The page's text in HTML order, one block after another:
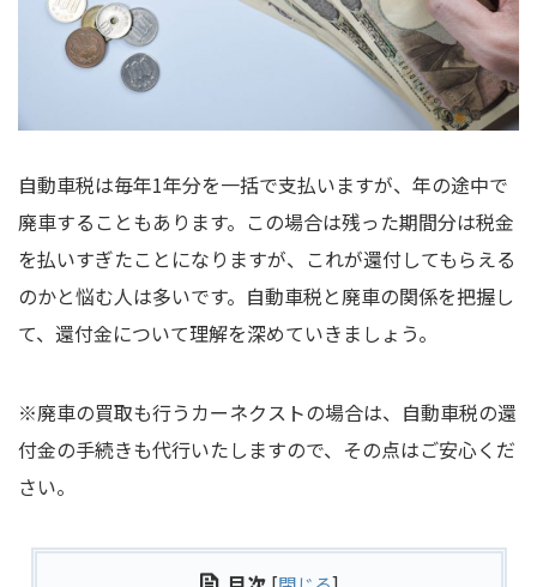
自動車税は毎年1年分を一括で支払いますが、年の途中で
廃車することもあります。この場合は残った期間分は税金
を払いすぎたことになりますが、これが還付してもらえる
のかと悩む人は多いです。自動車税と廃車の関係を把握し
て、還付金について理解を深めていきましょう。
※廃車の買取も行うカーネクストの場合は、自動車税の還
付金の手続きも代行いたしますので、その点はご安心くだ
さい。